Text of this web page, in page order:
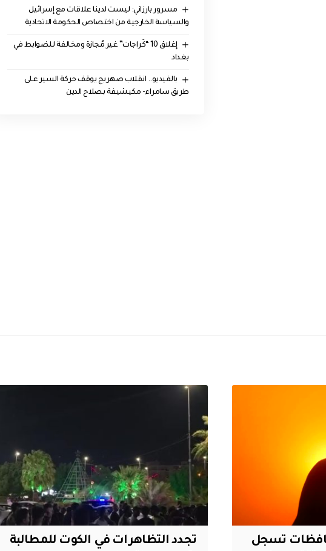
مسرور بارزاني: ليست لدينا علاقات مع إسرائيل
والسياسة الخارجية من اختصاص الحكومة الاتحادية
إغلاق 10 “كَراجات” غير مُجازة ومخالفة للضوابط في
بغداد
بالفيديو.. انقلاب صهريج يوقف حركة السير على
طريق سامراء- مكيشيفة بصلاح الدين
تسجل
تجدد التظاهرات في الكوت للمطالبة